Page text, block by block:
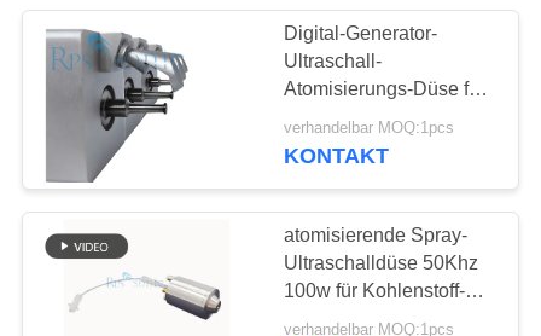
NACHRICHTEN
FÄLLE
SITEMAP
DATENSCHUTZRICHTLINIE
Digital-Generator-
Ultraschall-
Atomisierungs-Düse für
Glas- Sprüh-50Khz
100W
verhandelbar MOQ:1pcs
KONTAKT
atomisierende Spray-
Ultraschalldüse 50Khz
100w für Kohlenstoff-
Nanoröhrchen
verhandelbar MOQ:1pcs